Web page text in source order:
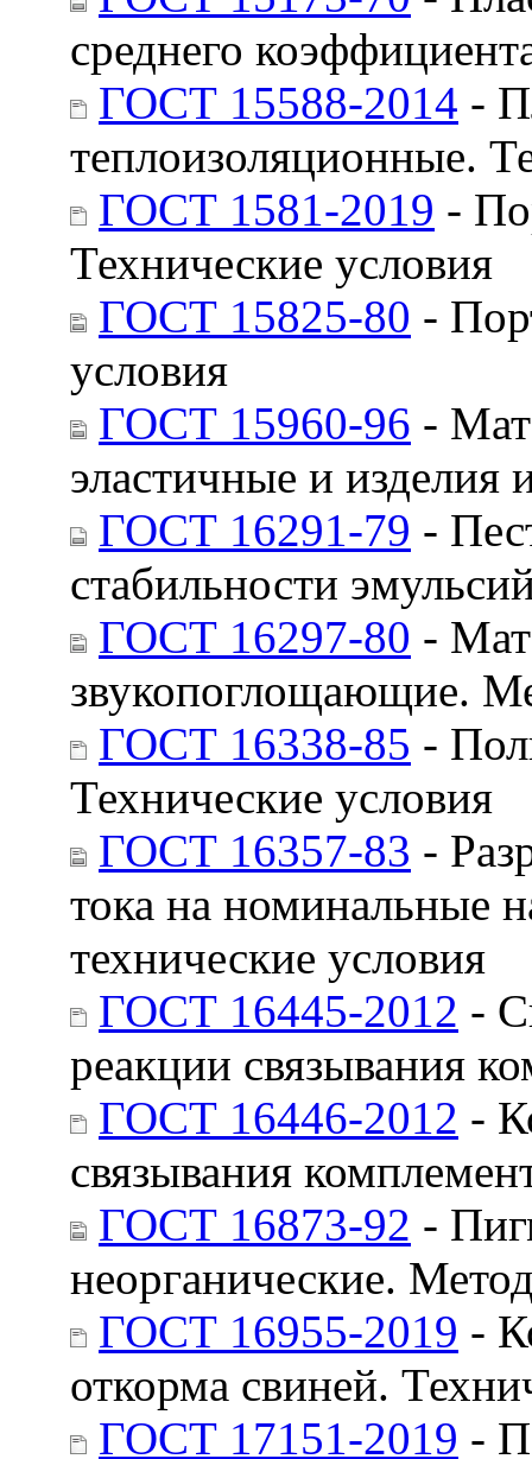
среднего
ГОСТ 15588-2014 -
теплоизоляционные.
ГОСТ 1581-2019 -
Технические условия
ГОСТ 15825-80 -
условия
ГОСТ 15960-96 -
эластичные и изделия
ГОСТ 16291-79 -
стабильности
ГОСТ 16297-80 -
звукопоглощающие.
ГОСТ 16338-85 -
Технические условия
ГОСТ 16357-83 -
тока на номинальные
технические условия
ГОСТ 16445-2012 -
реакции связывания
ГОСТ 16446-2012 -
связывания
ГОСТ 16873-92 -
неорганические.
ГОСТ 16955-2019 -
откорма свиней.
ГОСТ 17151-2019 -